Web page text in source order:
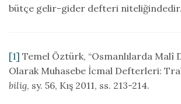
bütçe gelir-gider defteri niteliğindedir.
[1] Temel Öztürk, “Osmanlılarda Malî
Olarak Muhasebe İcmal Defterleri:
bilig, sy. 56, Kış 2011, ss. 213-214.